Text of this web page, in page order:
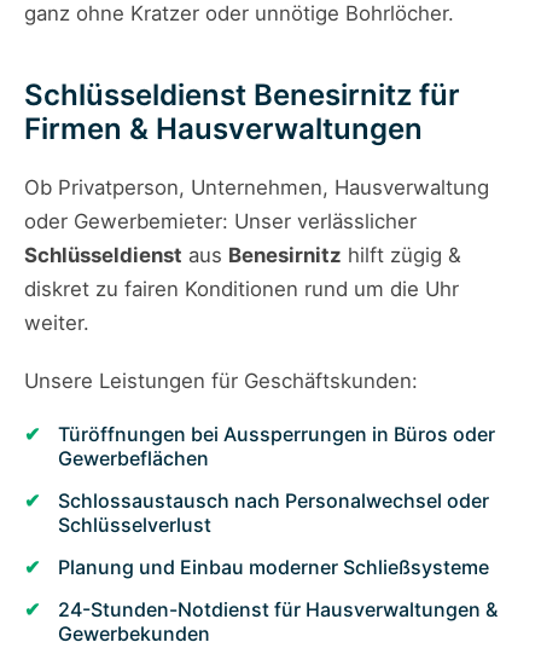
ganz ohne Kratzer oder unnötige Bohrlöcher.
Schlüsseldienst Benesirnitz für
Firmen & Hausverwaltungen
Ob Privatperson, Unternehmen, Hausverwaltung
oder Gewerbemieter: Unser verlässlicher
Schlüsseldienst aus Benesirnitz hilft zügig &
diskret zu fairen Konditionen rund um die Uhr
weiter.
Unsere Leistungen für Geschäftskunden:
Türöffnungen bei Aussperrungen in Büros oder
Gewerbeflächen
Schlossaustausch nach Personalwechsel oder
Schlüsselverlust
Planung und Einbau moderner Schließsysteme
24-Stunden-Notdienst für Hausverwaltungen &
Gewerbekunden